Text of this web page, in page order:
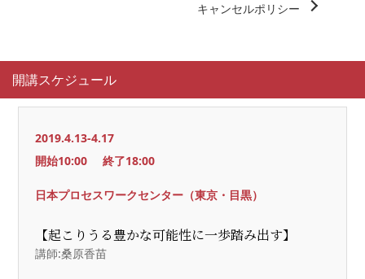
キャンセルポリシー
開講スケジュール
2019.4.13-4.17
開始10:00
終了18:00
日本プロセスワークセンター（東京・目黒）
【起こりうる豊かな可能性に一歩踏み出す】
講師:桑原香苗